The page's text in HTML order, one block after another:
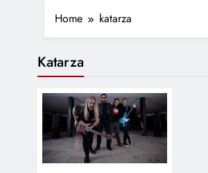
Home katarza
Katarza